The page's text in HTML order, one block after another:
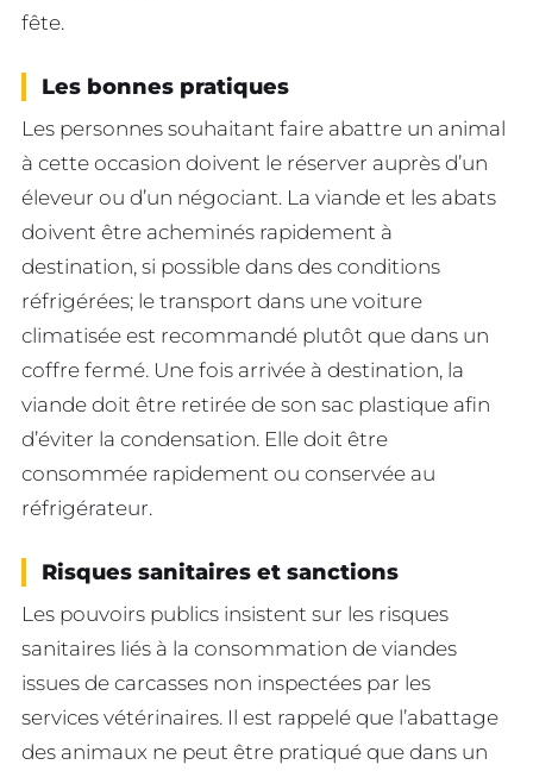
fête.
Les bonnes pratiques
Les personnes souhaitant faire abattre un animal
à cette occasion doivent le réserver auprès d’un
éleveur ou d’un négociant. La viande et les abats
doivent être acheminés rapidement à
destination, si possible dans des conditions
réfrigérées; le transport dans une voiture
climatisée est recommandé plutôt que dans un
coffre fermé. Une fois arrivée à destination, la
viande doit être retirée de son sac plastique afin
d’éviter la condensation. Elle doit être
consommée rapidement ou conservée au
réfrigérateur.
Risques sanitaires et sanctions
Les pouvoirs publics insistent sur les risques
sanitaires liés à la consommation de viandes
issues de carcasses non inspectées par les
services vétérinaires. Il est rappelé que l’abattage
des animaux ne peut être pratiqué que dans un